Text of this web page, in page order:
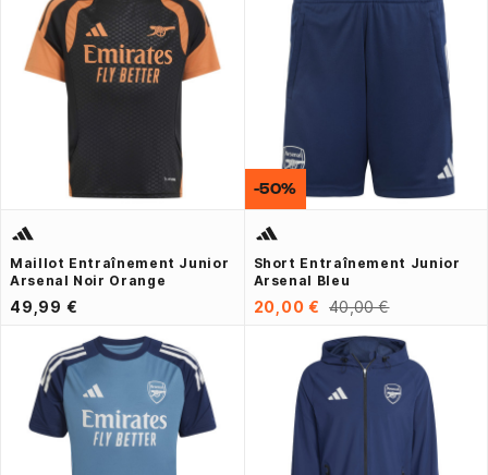
Maillot Entraînement Junior
Arsenal Noir Orange
49,99 €
Short Entraînement Junior
Arsenal Bleu
20,00 € 40,00 €
-50%